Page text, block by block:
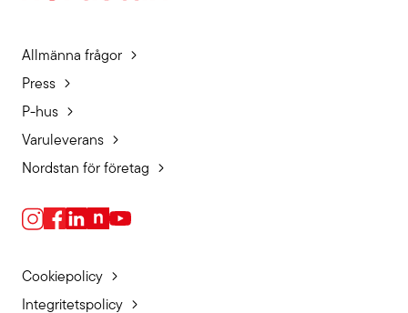
Allmänna frågor
Press
P-hus
Varuleverans
Nordstan för företag
Cookiepolicy
Integritetspolicy